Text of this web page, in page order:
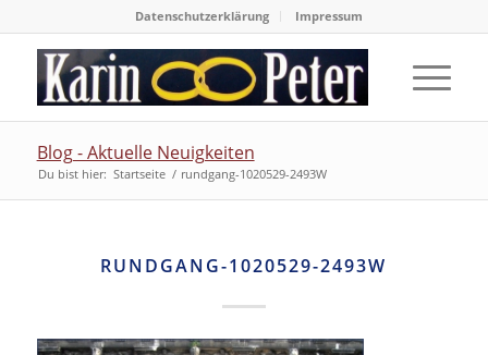
Datenschutzerklärung Impressum
Blog - Aktuelle Neuigkeiten
Du bist hier: Startseite / rundgang-1020529-2493W
RUNDGANG-1020529-2493W